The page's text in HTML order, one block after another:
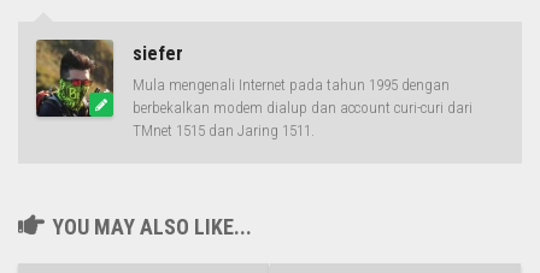
siefer
Mula mengenali Internet pada tahun 1995 dengan
berbekalkan modem dialup dan account curi-curi dari
TMnet 1515 dan Jaring 1511.
YOU MAY ALSO LIKE...